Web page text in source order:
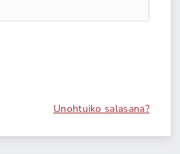
Unohtuiko salasana?